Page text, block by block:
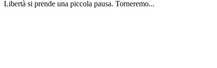
Libertà si prende una piccola pausa. Torneremo...